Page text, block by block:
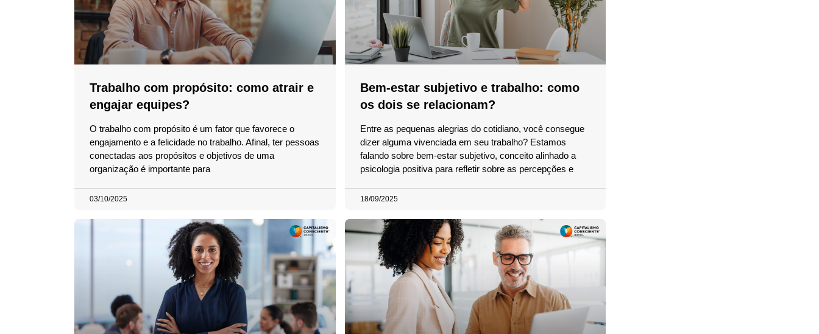
Trabalho com propósito: como atrair e
engajar equipes?
O trabalho com propósito é um fator que favorece o
engajamento e a felicidade no trabalho. Afinal, ter pessoas
conectadas aos propósitos e objetivos de uma
organização é importante para
03/10/2025
Bem-estar subjetivo e trabalho: como
os dois se relacionam?
Entre as pequenas alegrias do cotidiano, você consegue
dizer alguma vivenciada em seu trabalho? Estamos
falando sobre bem-estar subjetivo, conceito alinhado a
psicologia positiva para refletir sobre as percepções e
18/09/2025